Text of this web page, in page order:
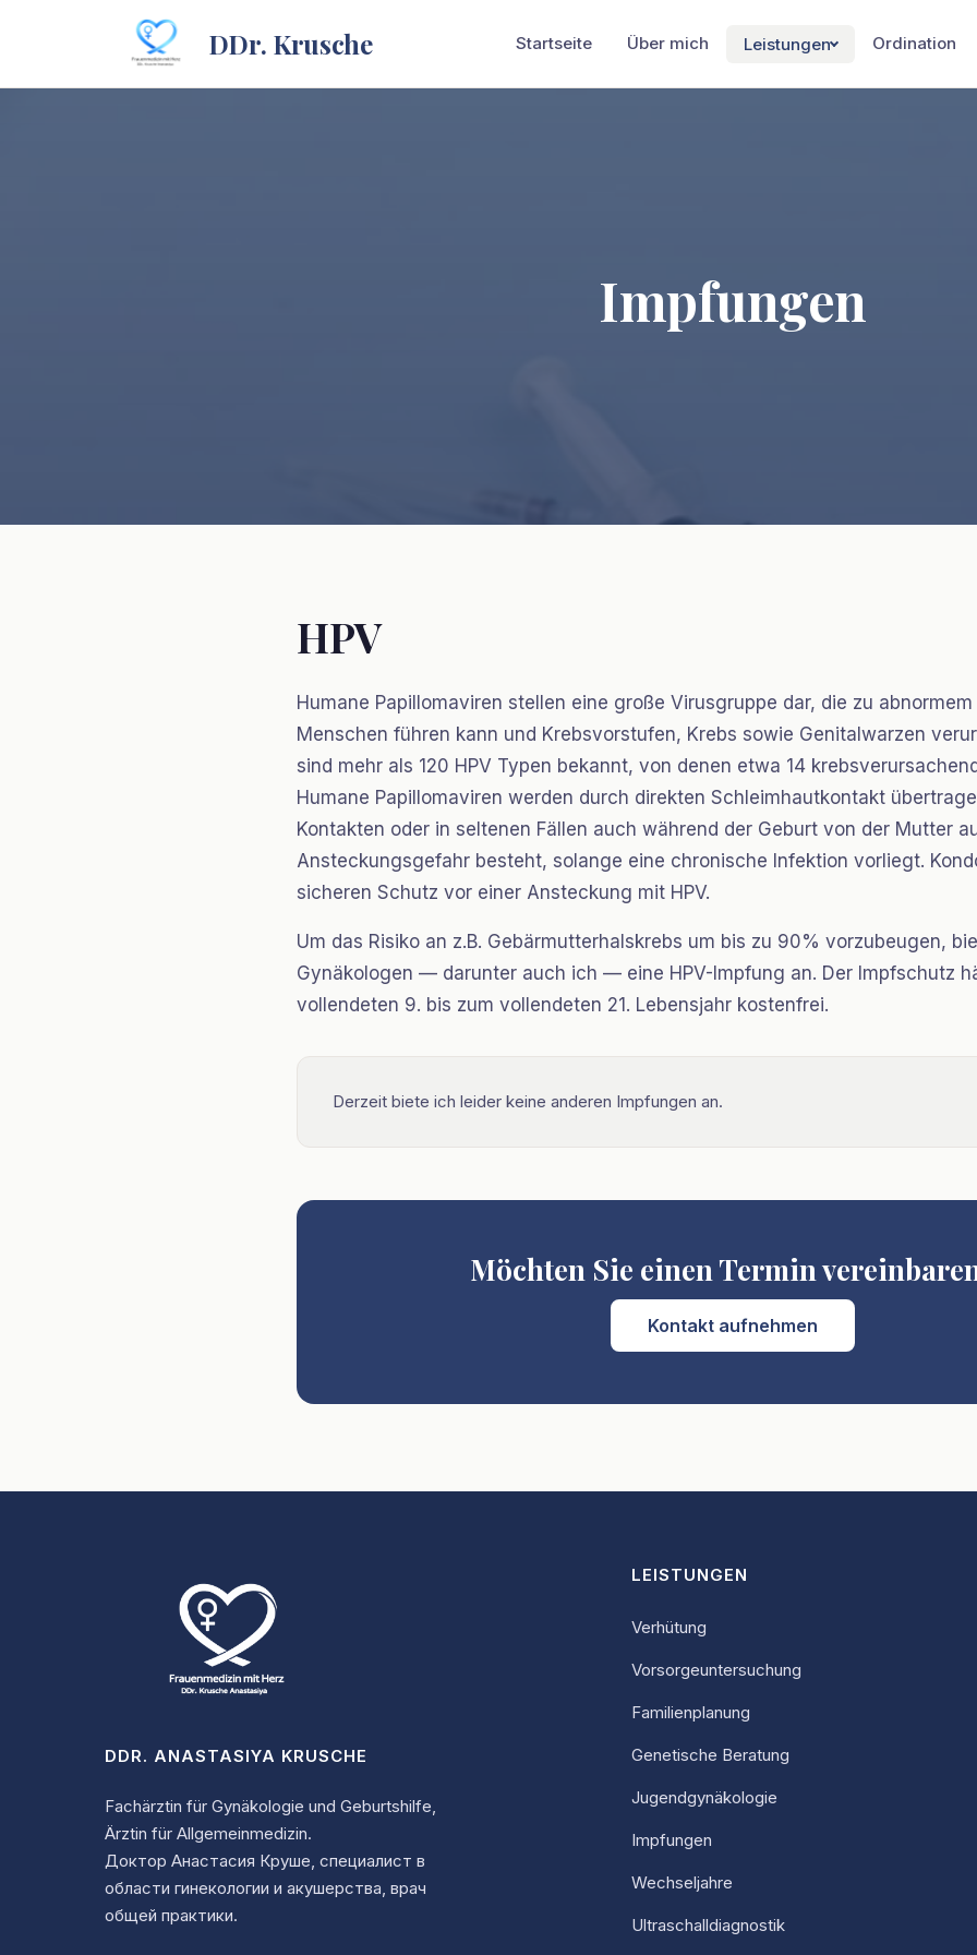
DDr. Krusche Startseite Über mich Leistungen Ordination
Impfungen
Impfungen
HPV
Humane Papillomaviren stellen eine große Virusgruppe dar, die zu
Menschen führen kann und Krebsvorstufen, Krebs sowie Genitalwarzen
sind mehr als 120 HPV Typen bekannt, von denen etwa 14
Humane Papillomaviren werden durch direkten Schleimhautkontakt
Kontakten oder in seltenen Fällen auch während der Geburt von der Mutter
Ansteckungsgefahr besteht, solange eine chronische Infektion vorliegt.
sicheren Schutz vor einer Ansteckung mit HPV.
Um das Risiko an z.B. Gebärmutterhalskrebs um bis zu 90% vorzubeugen,
Gynäkologen — darunter auch ich — eine HPV-Impfung an. Der Impfschutz
vollendeten 9. bis zum vollendeten 21. Lebensjahr kostenfrei.
Derzeit biete ich leider keine anderen Impfungen an.
Möchten Sie einen Termin
Kontakt aufnehmen
DDR. ANASTASIYA KRUSCHE
Fachärztin für Gynäkologie und Geburtshilfe,
Ärztin für Allgemeinmedizin.
Доктор Анастасия Круше, специалист в
области гинекологии и акушерства, врач
общей практики.
LEISTUNGEN
Verhütung
Vorsorgeuntersuchung
Familienplanung
Genetische Beratung
Jugendgynäkologie
Impfungen
Wechseljahre
Ultraschalldiagnostik